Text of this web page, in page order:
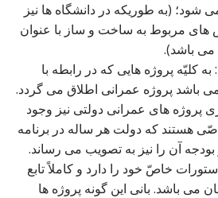
شود؛ (به طوریکه در دانشگاه ها نیز
های مربوط به ساخت و ساز با عنوان
باشد).
: به کلیّه پروژه هایی که در رابطه با
می باشد پروژه عمرانی اطلاق می گردد.
پروژه های عمرانی دولتی نیز وجود
هستند که دولت هر ساله در برنامه
آن را نیز به تصویب می رساند.
خاصّ خود را دارد و کاملاً تابع
می باشد. بانی این گونه پروژه ها